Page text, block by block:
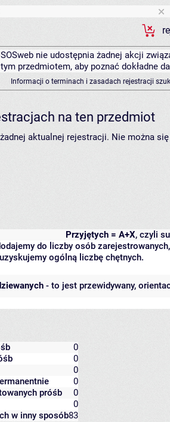
nie udostępnia żadnej akcji
przedmiotem, aby poznać dokładne
Informacji o terminach i zasadach rejestracji
na ten przedmiot
aktualnej rejestracji. Nie można
Przyjętych = A+X, czyli
do liczby osób
ogólną liczbę chętnych.
- to jest przewidywany,
0
0
0
0
próśb
0
0
w inny sposób83